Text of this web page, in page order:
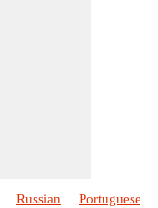
Russian Portuguese